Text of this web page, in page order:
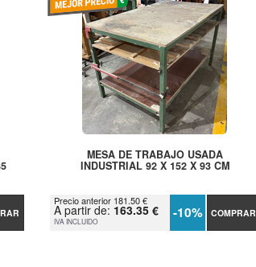
MESA DE TRABAJO USADA
INDUSTRIAL 92 X 152 X 93 CM
Precio anterior 181.50 €
A partir de: 163.35 €
IVA INCLUIDO -10% COMPRAR